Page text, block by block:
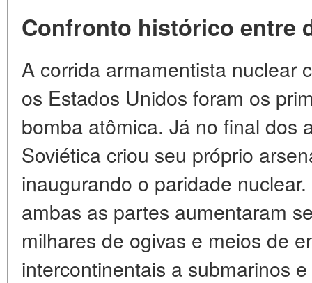
Confronto histórico entre
A corrida armamentista nuclear
os Estados Unidos foram os
bomba atômica. Já no final dos
Soviética criou seu próprio
inaugurando o paridade
ambas as partes aumentaram
milhares de ogivas e meios de
intercontinentais a submarinos